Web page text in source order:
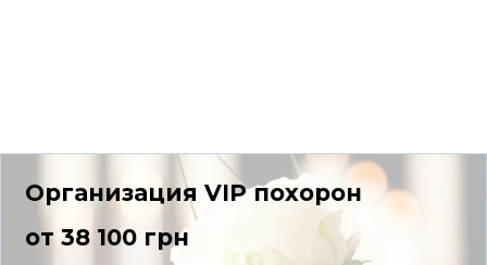
Организация VIP похорон
от 38 100 грн